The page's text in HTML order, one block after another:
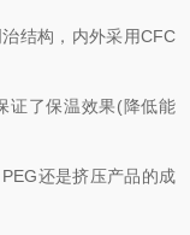
结构，内外采用CFC
了保温效果(降低能
还是挤压产品的成